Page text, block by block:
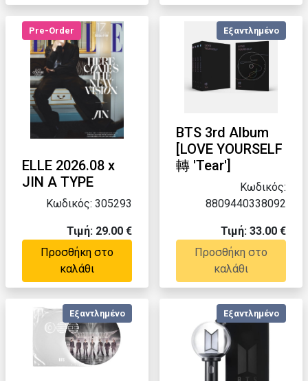
Pre-Order
ELLE 2026.08 x
JIN A TYPE
Κωδικός: 305293
Τιμή: 29.00 €
Προσθήκη στο
καλάθι
Εξαντλημένο
BTS 3rd Album
[LOVE YOURSELF
轉 'Tear']
Κωδικός:
8809440338092
Τιμή: 33.00 €
Προσθήκη στο
καλάθι
Εξαντλημένο Εξαντλημένο